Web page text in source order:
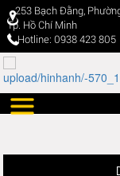
253 Bạch Đằng,
Tp. Hồ Chí Minh
Hotline: 0938 423 805